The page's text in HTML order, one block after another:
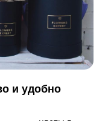
и удобно